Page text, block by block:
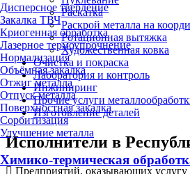
Дисперсное твердение
Закалка ТВЧ
Криогенная обработка
Лазерное термоупрочнение
Нормализация
Объёмная закалка
Отжиг металла
Отпуск металла
Поверхностная закалка
Сорбитизация
Улучшение металла
Химико-термическая
Раскатка
Раскрой металла на
Ротационная вытяжка
Художественная ковка
Очистка и покраска
Лаборатория и контроль
Инжиниринг
Прочие услуги
Изготовление деталей
Исполнители в
Предприятий, оказывающих услугу